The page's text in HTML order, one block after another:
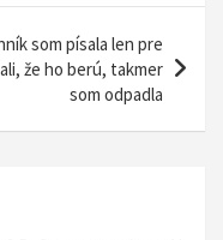
som písala len pre
že ho berú, takmer
som odpadla